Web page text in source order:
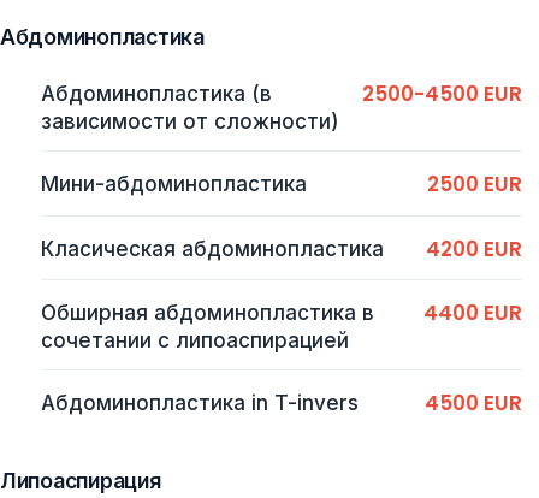
Абдоминопластика
Aбдоминопластика (в
зависимости от сложности)
2500-4500 EUR
Мини-абдоминопластика 2500 EUR
Класическая абдоминопластика 4200 EUR
Обширная абдоминопластика в
сочетании с липоаспирацией
4400 EUR
Aбдоминопластика in T-invers 4500 EUR
Липоаспирация